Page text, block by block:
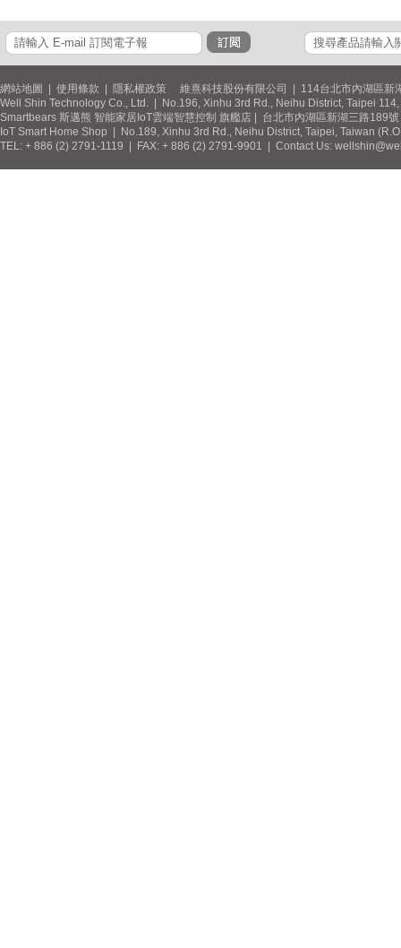
網站地圖 使用條款 隱私權政策 維熹科技股份有限公司 | 114台北市內湖區新
Well Shin Technology Co., Ltd. | No.196, Xinhu 3rd Rd., Neihu District, Taipei
Smartbears 斯邁熊 智能家居IoT雲端智慧控制 旗艦店 | 台北市內湖區新湖三路189
IoT Smart Home Shop | No.189, Xinhu 3rd Rd., Neihu District, Taipei, Taiwan
TEL: + 886 (2) 2791-1119 | FAX: + 886 (2) 2791-9901 | Contact Us: